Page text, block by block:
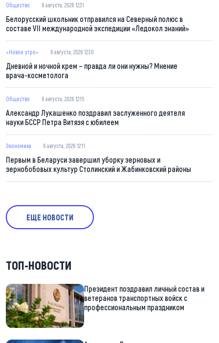
Общество 6 августа, 2026 12:31
Белорусский школьник отправился на Северный полюс в
составе VII международной экспедиции «Ледокол знаний»
«Новое утро» 6 августа, 2026 12:30
Дневной и ночной крем – правда ли они нужны? Мнение
врача-косметолога
Общество 6 августа, 2026 12:15
Александр Лукашенко поздравил заслуженного деятеля
науки БССР Петра Витязя с юбилеем
Экономика 6 августа, 2026 12:11
Первым в Беларуси завершил уборку зерновых и
зернобобовых культур Столинский и Жабинковский районы
ЕЩЕ НОВОСТИ
ТОП-НОВОСТИ
Президент поздравил личный состав и
ветеранов транспортных войск с
профессиональным праздником